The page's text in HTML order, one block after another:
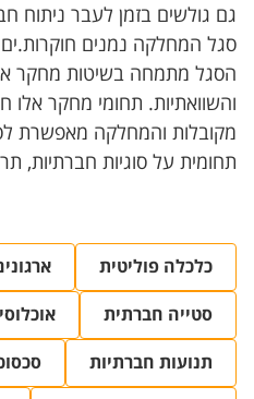
גם גולשים בזמן לעבר ניתוח
סגל המחלקה נמנים חוקרות.ים
הסגל מתמחה בשיטות מחקר
והשוואתיות. תחומי מחקר אלו
מקובלות והמחלקה מאפשרת
תחומית על סוגיות חברתיות,
כלכלה פוליטית
סטייה חברתית
תנועות חברתיות